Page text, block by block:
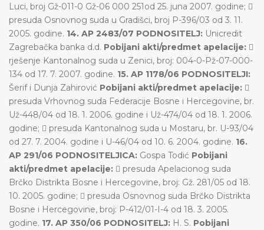
Luci, broj Gž-011-0 Gž-06 000 251od 25. juna 2007. godine; 
presuda Osnovnog suda u Gradišci, broj P-396/03 od 3. 11.
2005. godine. 14. AP 2483/07 PODNOSITELJ: Unicredit
Zagrebačka banka d.d. Pobijani akti/predmet apelacije: 
rješenje Kantonalnog suda u Zenici, broj: 004-0-Pž-07-000-
134 od 17. 7. 2007. godine. 15. AP 1178/06 PODNOSITELJI:
Šerif i Dunja Zahirović Pobijani akti/predmet apelacije: 
presuda Vrhovnog suda Federacije Bosne i Hercegovine, br.
Už-448/04 od 18. 1. 2006. godine i Už-474/04 od 18. 1. 2006.
godine;  presuda Kantonalnog suda u Mostaru, br. U-93/04
od 27. 7. 2004. godine i U-46/04 od 10. 6. 2004. godine. 16.
AP 291/06 PODNOSITELJICA: Gospa Todić Pobijani
akti/predmet apelacije:  presuda Apelacionog suda
Brčko Distrikta Bosne i Hercegovine, broj: Gž. 281/05 od 18.
10. 2005. godine;  presuda Osnovnog suda Brčko Distrikta
Bosne i Hercegovine, broj: P-412/01-I-4 od 18. 3. 2005.
godine. 17. AP 350/06 PODNOSITELJ: H. S. Pobijani